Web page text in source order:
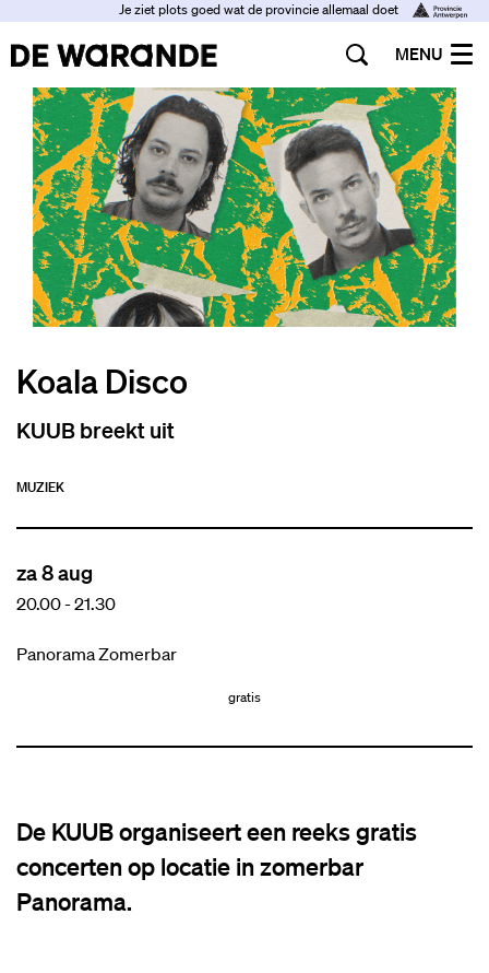
Je ziet plots goed wat de provincie allemaal doet
MENU
Koala Disco
KUUB breekt uit
MUZIEK
za 8 aug
20.00-21.30
Panorama Zomerbar
gratis
De KUUB organiseert een reeks gratis
concerten op locatie in zomerbar
Panorama.